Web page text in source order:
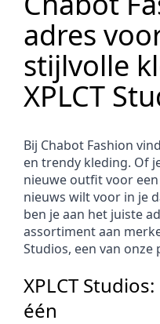
adres
stijlvolle
XPLCT
Bij Chabot Fashion
en trendy kleding. Of
nieuwe outfit voor
nieuws wilt voor in je
ben je aan het juiste
assortiment aan
Studios, een van onze
XPLCT
één